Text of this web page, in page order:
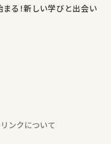
る！新しい学びと出会い
ンクについて